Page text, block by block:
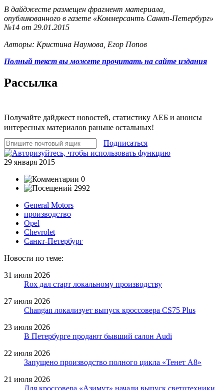
В дайджесте размещен фрагмент материала,
опубликованного в газете «Коммерсантъ Санкт-Петербург»
№14 от 29.01.2015
Авторы: Кристина Наумова, Егор Попов
Полный текст вы можете прочитать на сайте издания
Рассылка
Получайте дайджест новостей, статистику АЕБ и анонсы
интересных материалов раньше остальных!
Подписаться
29 января 2015
0
2992
General Motors
производство
Opel
Chevrolet
Санкт-Петербург
Новости по теме:
31 июля 2026
Rox дал старт локальному производству
27 июля 2026
Changan локализует выпуск кроссовера CS75 Plus
23 июля 2026
В Петербурге продают бывший салон Audi
22 июля 2026
Запущено производство полного цикла «Тенет A8»
21 июля 2026
Для кроссовера «Азимут» начали выпуск светотехники